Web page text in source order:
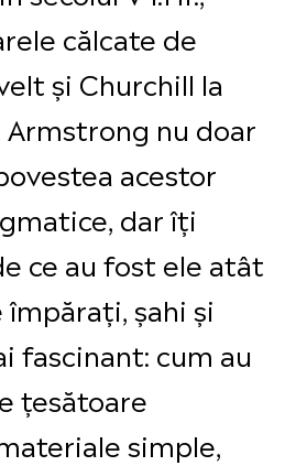
călcate de
și Churchill la
Armstrong nu doar
acestor
dar îți
ce au fost ele atât
șahi și
fascinant: cum au
țesătoare
simple,